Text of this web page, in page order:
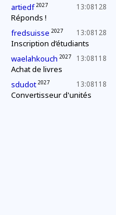
13:08128
artiedf 2027
Réponds !
13:08128
fredsuisse 2027
Inscription d’étudiants
13:08118
waelahkouch 2027
Achat de livres
13:08118
sdudot 2027
Convertisseur d'unités